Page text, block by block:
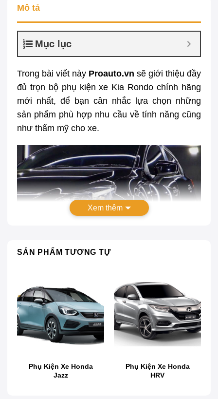
Mô tả
Mục lục
Trong bài viết này Proauto.vn sẽ giới thiệu đầy
đủ trọn bộ phụ kiện xe Kia Rondo chính hãng
mới nhất, để bạn cân nhắc lựa chọn những
sản phẩm phù hợp nhu cầu về tính năng cũng
như thẩm mỹ cho xe.
Phụ Kiện Xe Kia Rondo 2021 2022 Chính
Hãng
Độ body kit ốp xe Kia Rondo
Thái Lan với chất liệu cao cấp, thiết kế thể thao
và lịch lãm, giúp cho ngoại hình chiếc xe luôn
Xem thêm
SẢN PHẨM TƯƠNG TỰ
Phụ Kiện Xe Honda
Jazz
Phụ Kiện Xe Honda
HRV